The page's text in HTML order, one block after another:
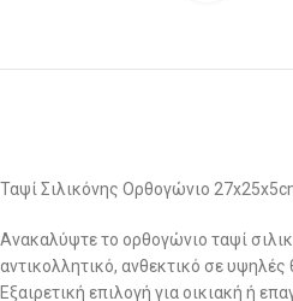
Ταψί Σιλικόνης Ορθογώνιο
Ανακαλύψτε το ορθογώνιο ταψί
αντικολλητικό, ανθεκτικό σε
Εξαιρετική επιλογή για οικιακή ή